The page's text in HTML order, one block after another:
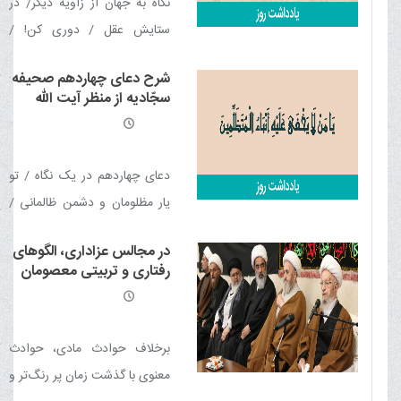
ستایش عقل / دوری کن! /
سرچشمه‌ها / پذیرش اشتباه /
سرنوشت شوم / عظمت و
شرح دعای چهاردهم صحیفه
سجّادیه از منظر آیت الله
العظمی مکارم شیرازی مدّ
دعای چهاردهم در یک نگاه / تو
یار مظلومان و دشمن ظالمانی /
مرا در برابر دشمن یاری ده /
قلب ما را با شکست دشمن شاد
کسی ظلم کنم و نه به من ظلم
شود / آنچه مصلحت می‌دانی در
در مجالس عزاداری، الگوهای
رفتاری و تربیتی معصومان
علیهم السلام هم بیان شود
برخلاف حوادث مادی، حوادث
معنوی با گذشت زمان پر رنگ‌تر و